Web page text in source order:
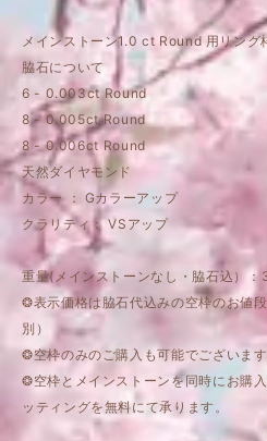
メインストーン1.0 ct Round 用リング
脇石について
6 - 0.003ct Round
8 - 0.005ct Round
8 - 0.006ct Round
天然ダイヤモンド
カラー ： Gカラーアップ
クラリティ： VSアップ
重量(メインストーンなし・脇石込）：
❂表示価格は脇石代込みの空枠のお値
別）
❂空枠のみのご購入も可能でございます
❂空枠とメインストーンを同時にお購
ッティングを無料にて承ります。